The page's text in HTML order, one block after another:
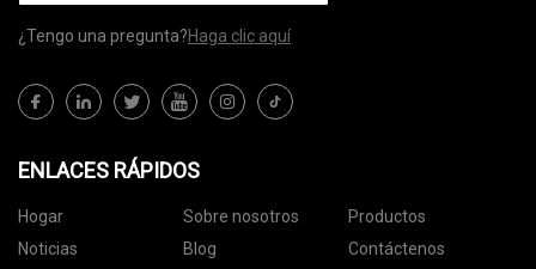
¿Tengo una pregunta?Haga clic aquí
ENLACES RÁPIDOS
Hogar Sobre nosotros
Productos
Noticias
Blog
Contáctenos